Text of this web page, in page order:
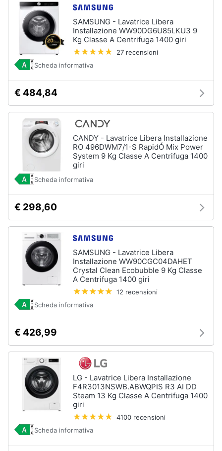
Sport
Animali
Motori
Libri,
e
Festività
ricorrenze
Servizi
Assistenza
clienti
microonde
Forno
Elettrico
cucina
Piano
Vedi
tutti
Elettrodomestici
Lavastoviglie
Frigorifero
da
incasso
Cottura
incasso
Vedi
tutti
Pulizia
Aspirapolvere
Vaporella
SAMSUNG - Lavatrice Libera
Installazione WW90DG6U85LKU3 9
Kg Classe A Centrifuga 1400 giri
27 recensioni
Scheda informativa
€ 484,84
CANDY - Lavatrice Libera Installazione
RO 496DWM7/1-S RapidÓ Mix Power
System 9 Kg Classe A Centrifuga 1400
giri
Scheda informativa
€ 298,60
SAMSUNG - Lavatrice Libera
Installazione WW90CGC04DAHET
Crystal Clean Ecobubble 9 Kg Classe
A Centrifuga 1400 giri
12 recensioni
Scheda informativa
€ 426,99
LG - Lavatrice Libera Installazione
F4R3013NSWB.ABWQPIS R3 AI DD
Steam 13 Kg Classe A Centrifuga 1400
giri
4100 recensioni
Scheda informativa